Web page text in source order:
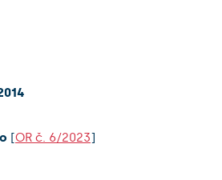
[OR č. 6/2023]